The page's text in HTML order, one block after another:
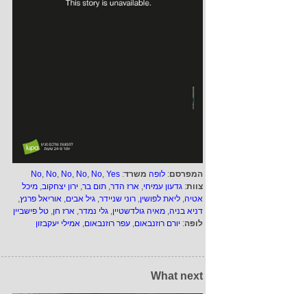
המפרסם: לופה משרד:
No, No, No, No, No, Yes
צוות: גדעון עמיחי, ארז הדר, תום בר, ירון יצחקוב, מיכל
אטיה, ליאת לפושין, רוני שניידר, גיל אבים, אוריאל פרנץ,
דניא בניה, מאיה גולדשטיין, גלי נמדר, ארז חן, טל פישביין
לופה: יורם רוזנבאום, עפר רוזנבאום, אמילי יעקבזון
What next